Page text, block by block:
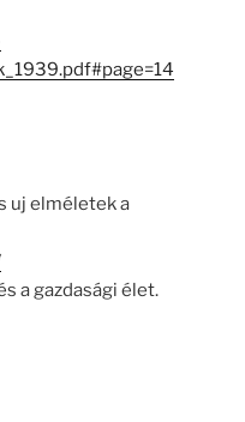
uj elméletek a
a gazdasági élet.